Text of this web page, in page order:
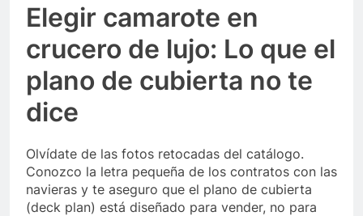
Elegir camarote en
crucero de lujo: Lo que el
plano de cubierta no te
dice
Olvídate de las fotos retocadas del catálogo.
Conozco la letra pequeña de los contratos con las
navieras y te aseguro que el plano de cubierta
(deck plan) está diseñado para vender, no para